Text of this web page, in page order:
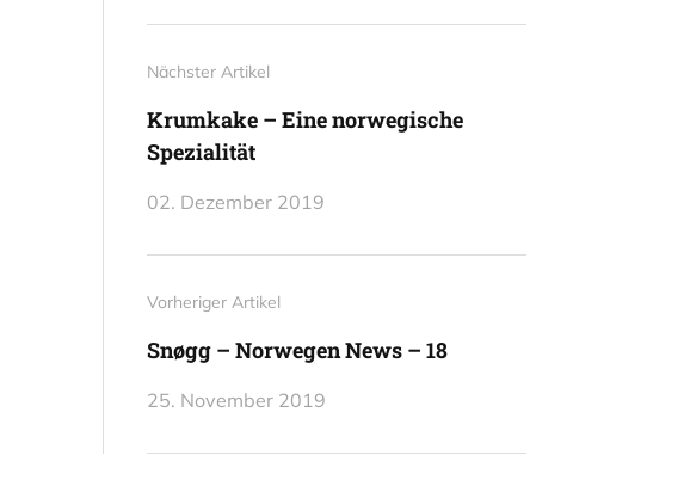
Nächster Artikel
Krumkake – Eine norwegische
Spezialität
02. Dezember 2019
Vorheriger Artikel
Snøgg – Norwegen News – 18
25. November 2019